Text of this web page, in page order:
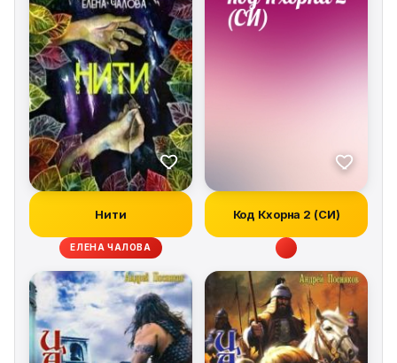
Нити
ЕЛЕНА ЧАЛОВА
Код Кхорна 2 (СИ)